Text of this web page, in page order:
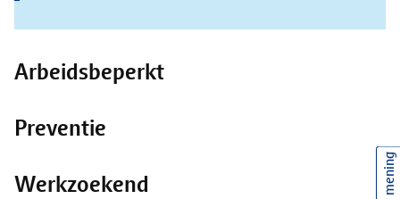
Arbeidsbeperkt
Preventie
Werkzoekend Uw mening